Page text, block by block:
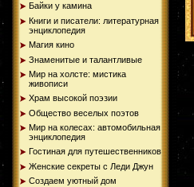
Байки у камина
Книги и писатели: литературная
энциклопедия
Магия кино
Знаменитые и талантливые
Мир на холсте: мистика
живописи
Храм высокой поэзии
Общество веселых поэтов
Мир на колесах: автомобильная
энциклопедия
Гостиная для путешественников
Женские секреты с Леди Джун
Создаем уютный дом